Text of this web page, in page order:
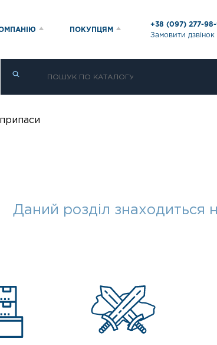
ПОКУПЦЯМ
+38 (097) 277-
Замовити дзвінок
Даний розділ знаходиться